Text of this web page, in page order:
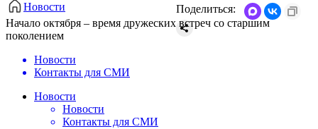
Новости
Начало октября – время дружеских встреч со старшим
поколением
Поделиться:
Новости
Контакты для СМИ
Новости
Новости
Контакты для СМИ